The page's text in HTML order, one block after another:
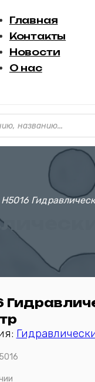
Главная
Контакты
Новости
О нас
H5016